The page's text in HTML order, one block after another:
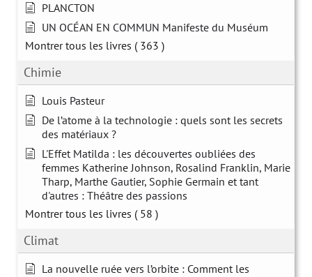
PLANCTON
UN OCÉAN EN COMMUN Manifeste du Muséum
Montrer tous les livres ( 363 )
Chimie
Louis Pasteur
De l’atome à la technologie : quels sont les secrets
des matériaux ?
L'Effet Matilda : les découvertes oubliées des
femmes Katherine Johnson, Rosalind Franklin, Marie
Tharp, Marthe Gautier, Sophie Germain et tant
d'autres : Théâtre des passions
Montrer tous les livres ( 58 )
Climat
La nouvelle ruée vers l’orbite : Comment les